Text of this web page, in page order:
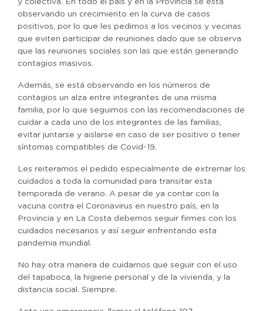
y colectiva. En todo el país y en la Provincia se está
observando un crecimiento en la curva de casos
positivos, por lo que les pedimos a los vecinos y vecinas
que eviten participar de reuniones dado que se observa
que las reuniones sociales son las que están generando
contagios masivos.
Además, se está observando en los números de
contagios un alza entre integrantes de una misma
familia, por lo que seguimos con las recomendaciones de
cuidar a cada uno de los integrantes de las familias,
evitar juntarse y aislarse en caso de ser positivo o tener
síntomas compatibles de Covid-19.
Les reiteramos el pedido especialmente de extremar los
cuidados a toda la comunidad para transitar esta
temporada de verano. A pesar de ya contar con la
vacuna contra el Coronavirus en nuestro país, en la
Provincia y en La Costa debemos seguir firmes con los
cuidados necesarios y así seguir enfrentando esta
pandemia mundial.
No hay otra manera de cuidarnos que seguir con el uso
del tapaboca, la higiene personal y de la vivienda, y la
distancia social. Siempre.